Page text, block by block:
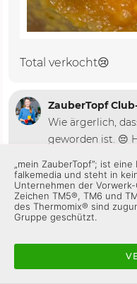
Total verkocht😢
ZauberTopf
Wie ärgerlich,
geworden ist. 😔
sollte das
🍲😊
Gefällt mir
„mein ZauberTopf”; ist
falkemedia und steht in
Unternehmen der
Zeichen TM5®, TM6 und
des Thermomix® sind
Gruppe geschützt.